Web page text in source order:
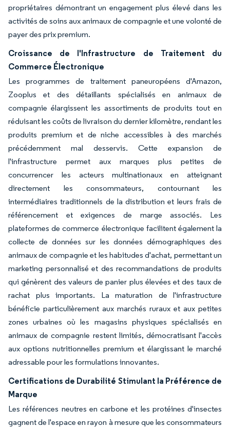
propriétaires démontrant un engagement plus élevé dans les
activités de soins aux animaux de compagnie et une volonté de
payer des prix premium.
Croissance de l'Infrastructure de Traitement du
Commerce Électronique
Les programmes de traitement paneuropéens d'Amazon,
Zooplus et des détaillants spécialisés en animaux de
compagnie élargissent les assortiments de produits tout en
réduisant les coûts de livraison du dernier kilomètre, rendant les
produits premium et de niche accessibles à des marchés
précédemment mal desservis. Cette expansion de
l'infrastructure permet aux marques plus petites de
concurrencer les acteurs multinationaux en atteignant
directement les consommateurs, contournant les
intermédiaires traditionnels de la distribution et leurs frais de
référencement et exigences de marge associés. Les
plateformes de commerce électronique facilitent également la
collecte de données sur les données démographiques des
animaux de compagnie et les habitudes d'achat, permettant un
marketing personnalisé et des recommandations de produits
qui génèrent des valeurs de panier plus élevées et des taux de
rachat plus importants. La maturation de l'infrastructure
bénéficie particulièrement aux marchés ruraux et aux petites
zones urbaines où les magasins physiques spécialisés en
animaux de compagnie restent limités, démocratisant l'accès
aux options nutritionnelles premium et élargissant le marché
adressable pour les formulations innovantes.
Certifications de Durabilité Stimulant la Préférence de
Marque
Les références neutres en carbone et les protéines d'insectes
gagnent de l'espace en rayon à mesure que les consommateurs